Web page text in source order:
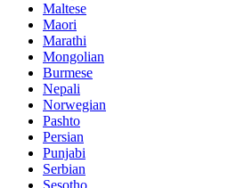
Maltese
Maori
Marathi
Mongolian
Burmese
Nepali
Norwegian
Pashto
Persian
Punjabi
Serbian